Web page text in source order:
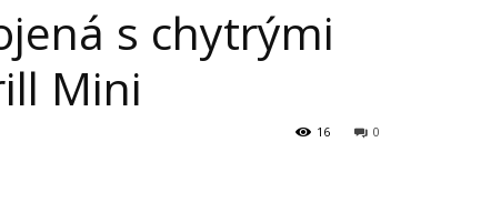
s chytrými
Mini
0
16